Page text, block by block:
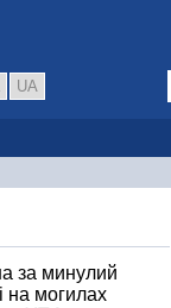
UA
за минулий
на могилах